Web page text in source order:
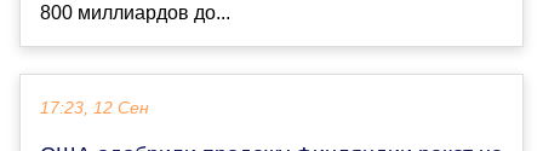
800 миллиардов до...
17:23, 12 Сен